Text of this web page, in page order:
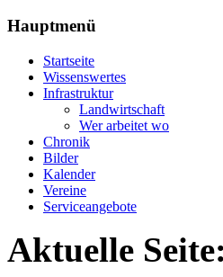
Hauptmenü
Startseite
Wissenswertes
Infrastruktur
Landwirtschaft
Wer arbeitet wo
Chronik
Bilder
Kalender
Vereine
Serviceangebote
Aktuelle Seite: